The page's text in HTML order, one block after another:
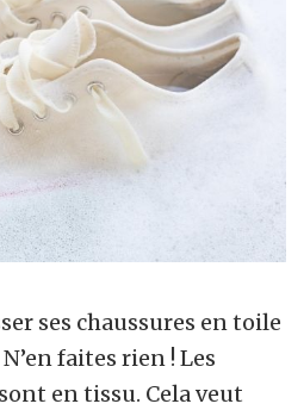
ses chaussures en toile
faites rien ! Les
en tissu. Cela veut